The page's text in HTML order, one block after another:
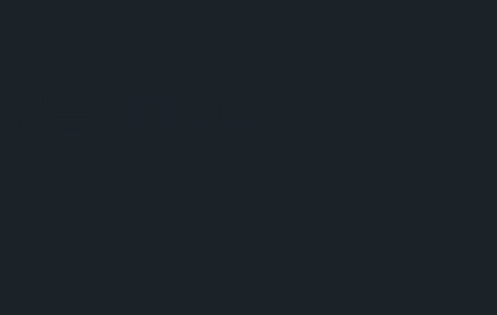
는 카리스마